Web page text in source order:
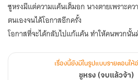
ซูหรงมีแต่ความแค้นเต็มอก นางตายเพราะคว
ตนเองจนได้โอกาสอีกครั้ง
โอกาสที่จะได้กลับไปแก้แค้น ทำให้คนพวกนั้
เรื่องนี้ยังมีในรูปแบบรายตอนให้
ซูหรง (จบแล้วจ้า)